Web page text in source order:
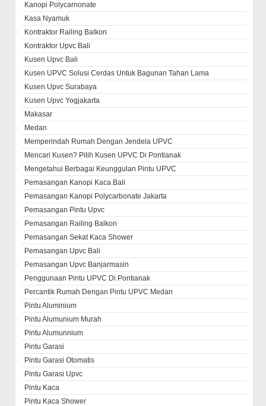
Kanopi Polycarnonate
Kasa Nyamuk
Kontraktor Railing Balkon
Kontraktor Upvc Bali
Kusen Upvc Bali
Kusen UPVC Solusi Cerdas Untuk Bagunan Tahan Lama
Kusen Upvc Surabaya
Kusen Upvc Yogjakarta
Makasar
Medan
Memperindah Rumah Dengan Jendela UPVC
Mencari Kusen? Pilih Kusen UPVC Di Pontianak
Mengetahui Berbagai Keunggulan Pintu UPVC
Pemasangan Kanopi Kaca Bali
Pemasangan Kanopi Polycarbonate Jakarta
Pemasangan Pintu Upvc
Pemasangan Railing Balkon
Pemasangan Sekat Kaca Shower
Pemasangan Upvc Bali
Pemasangan Upvc Banjarmasin
Penggunaan Pintu UPVC Di Pontianak
Percantik Rumah Dengan Pintu UPVC Medan
Pintu Aluminium
Pintu Alumunium Murah
Pintu Alumunnium
Pintu Garasi
Pintu Garasi Otomatis
Pintu Garasi Upvc
Pintu Kaca
Pintu Kaca Shower